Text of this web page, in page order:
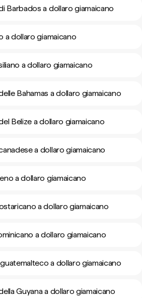
Barbados a dollaro giamaicano
a dollaro giamaicano
a dollaro giamaicano
Bahamas a dollaro giamaicano
Belize a dollaro giamaicano
a dollaro giamaicano
a dollaro giamaicano
a dollaro giamaicano
a dollaro giamaicano
a dollaro giamaicano
Guyana a dollaro giamaicano